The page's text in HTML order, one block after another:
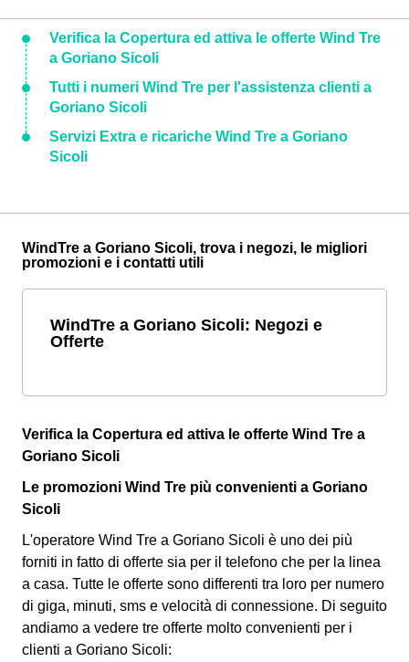
Verifica la Copertura ed attiva le offerte Wind Tre
a Goriano Sicoli
Tutti i numeri Wind Tre per l'assistenza clienti a
Goriano Sicoli
Servizi Extra e ricariche Wind Tre a Goriano
Sicoli
WindTre a Goriano Sicoli, trova i negozi, le migliori
promozioni e i contatti utili
WindTre a Goriano Sicoli: Negozi e
Offerte
Verifica la Copertura ed attiva le offerte Wind Tre a
Goriano Sicoli
Le promozioni Wind Tre più convenienti a Goriano
Sicoli
L'operatore Wind Tre a Goriano Sicoli è uno dei più
forniti in fatto di offerte sia per il telefono che per la linea
a casa. Tutte le offerte sono differenti tra loro per numero
di giga, minuti, sms e velocità di connessione. Di seguito
andiamo a vedere tre offerte molto convenienti per i
clienti a Goriano Sicoli: